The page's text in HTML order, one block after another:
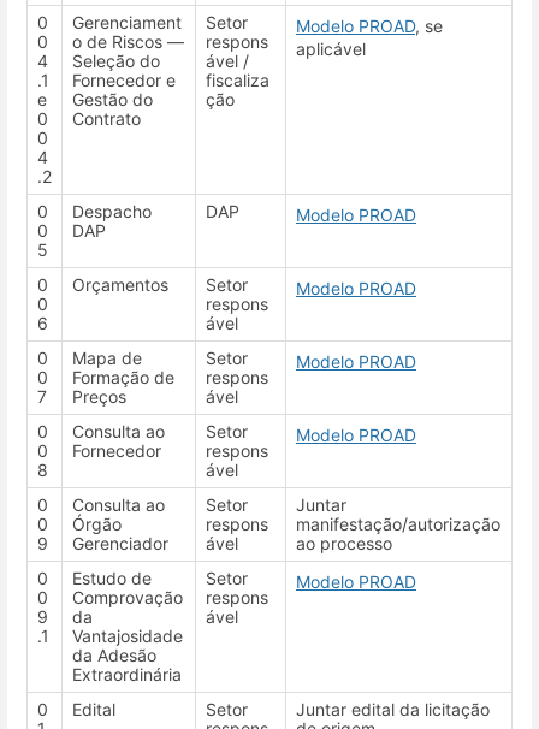
0
0
4
.1
e
0
0
4
.2
Gerenciament
o de Riscos —
Seleção do
Fornecedor e
Gestão do
Contrato
Setor
respons
ável /
fiscaliza
ção
Modelo PROAD, se
aplicável
0
0
5
Despacho
DAP
DAP Modelo PROAD
0
0
6
Orçamentos
Setor
respons
ável
Modelo PROAD
0
0
7
Mapa de
Formação de
Preços
Setor
respons
ável
Modelo PROAD
0
0
8
Consulta ao
Fornecedor
Setor
respons
ável
Modelo PROAD
0
0
9
Consulta ao
Órgão
Gerenciador
Setor
respons
ável
Juntar
manifestação/autorização
ao processo
0
0
9
.1
Estudo de
Comprovação
da
Vantajosidade
da Adesão
Extraordinária
Setor
respons
ável
Modelo PROAD
0
Edital
Setor
Juntar edital da licitação